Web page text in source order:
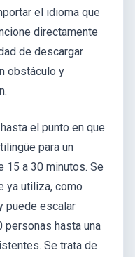
el idioma que
directamente
de descargar
obstáculo y
el punto en que
para un
15 a 30 minutos. Se
ya utiliza, como
puede escalar
personas hasta una
Se trata de